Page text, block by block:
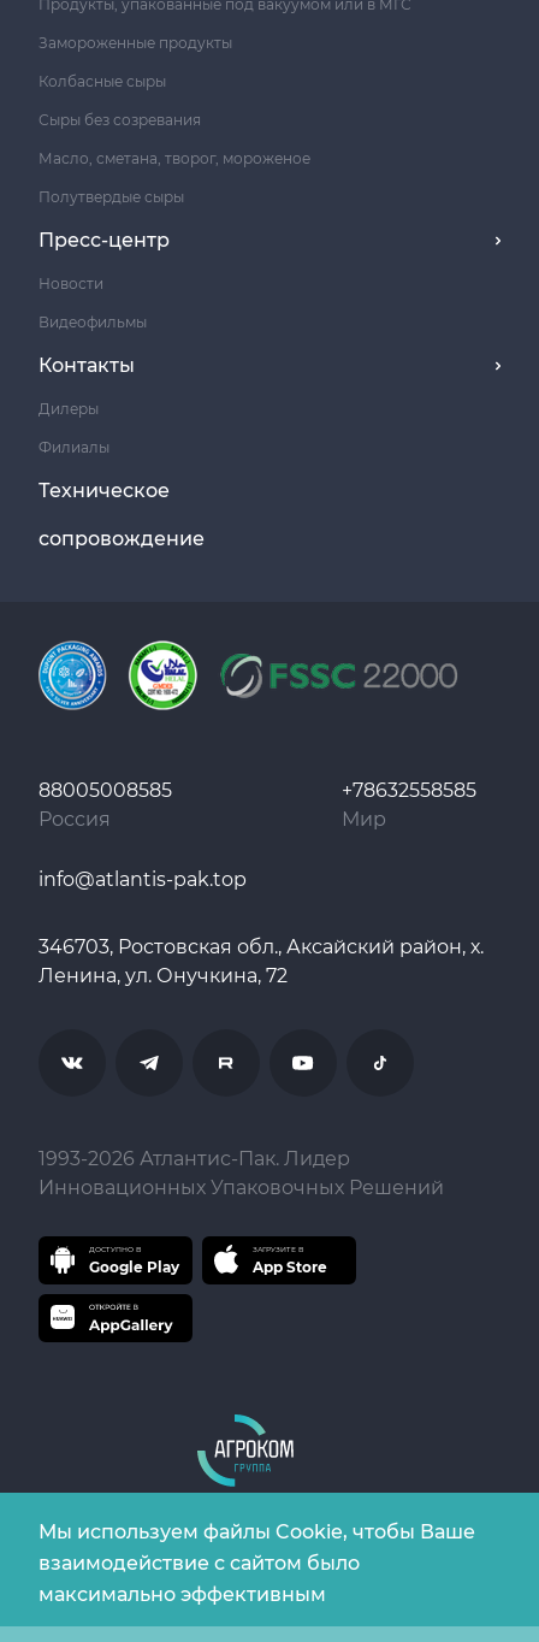
Продукты, упакованные под вакуумом или в МГС
Замороженные продукты
Колбасные сыры
Сыры без созревания
Масло, сметана, творог, мороженое
Полутвердые сыры
Пресс-центр
Новости
Видеофильмы
Контакты
Дилеры
Филиалы
Техническое
сопровождение
88005008585
Россия
info@atlantis-pak.top
+78632558585
Мир
346703, Ростовская обл., Аксайский район, х.
Ленина, ул. Онучкина, 72
1993-2026 Атлантис-Пак. Лидер
Инновационных Упаковочных Решений
Мы используем файлы Cookie, чтобы Ваше
взаимодействие с сайтом было
максимально эффективным